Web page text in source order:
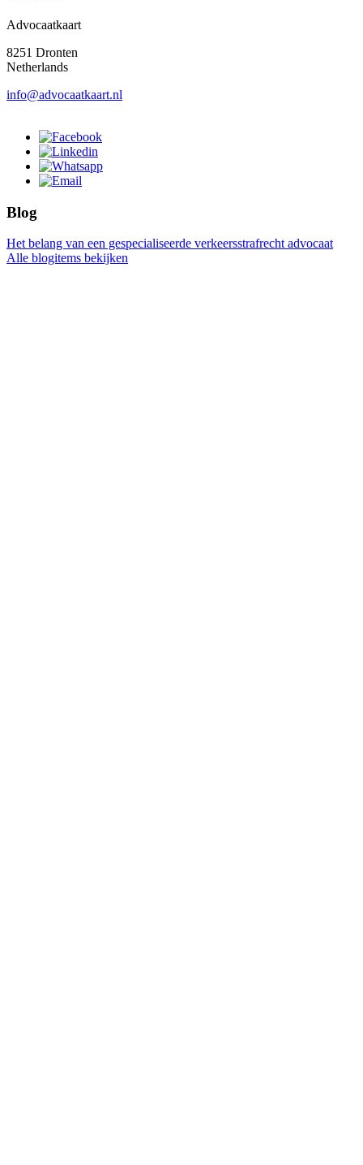
Advocaatkaart
8251 Dronten
Netherlands
info@advocaatkaart.nl
Blog
Het belang van een gespecialiseerde verkeersstrafrecht advocaat
Alle blogitems bekijken